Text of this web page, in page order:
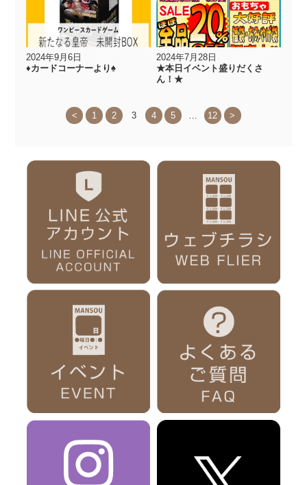
2024年9月6日
♦️カードコーナーより♠️
2024年7月28日
★本日イベント盛りだくさ
ん！★
< 1 2 3 4 5 12 >